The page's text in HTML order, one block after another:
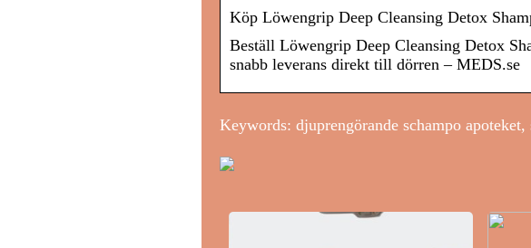
Köp Löwengrip Deep Cleansing Detox
Beställ Löwengrip Deep Cleansing Detox
snabb leverans direkt till dörren – MEDS.se
Keywords: djuprengörande schampo